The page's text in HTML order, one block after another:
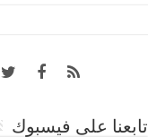
تابعنا على فيسبوك